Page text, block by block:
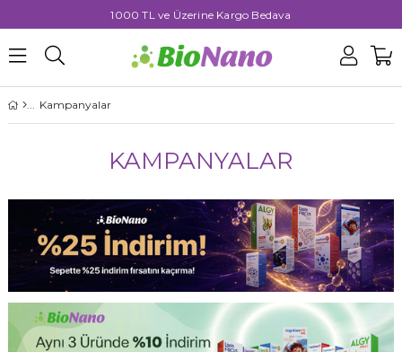
1000 TL ve Üzerine Kargo Bedava
Kampanyalar
KAMPANYALAR